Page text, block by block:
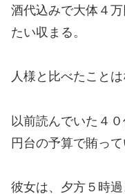
酒代込みで大体４
たい収まる。
人様と比べたこと
以前読んでいた４
円台の予算で賄って
彼女は、夕方５時